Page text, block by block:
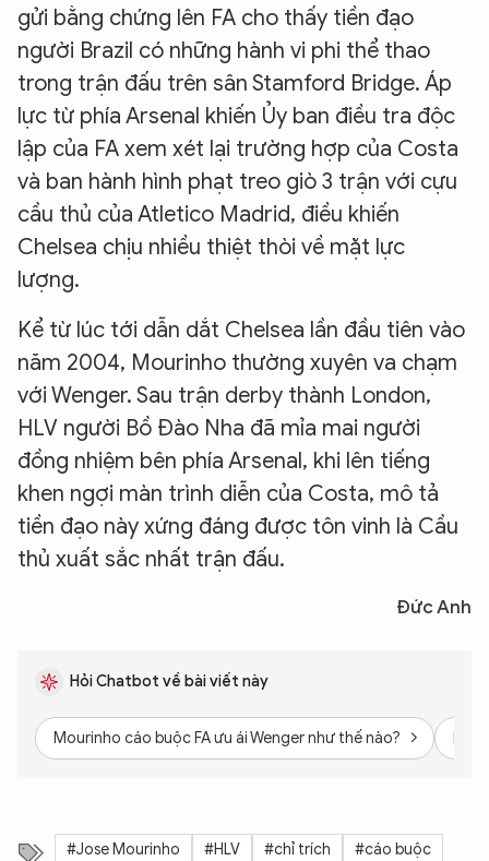
gửi bằng chứng lên FA cho thấy tiền đạo
người Brazil có những hành vi phi thể thao
trong trận đấu trên sân Stamford Bridge. Áp
lực từ phía Arsenal khiến Ủy ban điều tra độc
lập của FA xem xét lại trường hợp của Costa
và ban hành hình phạt treo giò 3 trận với cựu
cầu thủ của Atletico Madrid, điều khiến
Chelsea chịu nhiều thiệt thòi về mặt lực
lượng.
Kể từ lúc tới dẫn dắt Chelsea lần đầu tiên vào
năm 2004, Mourinho thường xuyên va chạm
với Wenger. Sau trận derby thành London,
HLV người Bồ Đào Nha đã mỉa mai người
đồng nhiệm bên phía Arsenal, khi lên tiếng
khen ngợi màn trình diễn của Costa, mô tả
tiền đạo này xứng đáng được tôn vinh là Cầu
thủ xuất sắc nhất trận đấu.
Đức Anh
Hỏi Chatbot về bài viết này
Mourinho cáo buộc FA ưu ái Wenger như thế nào?
#Jose Mourinho #HLV #chỉ trích
#cáo buộc